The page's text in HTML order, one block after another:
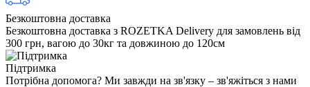
Безкоштовна доставка
Безкоштовна доставка з ROZETKA Delivery для замовлень від
300 грн, вагою до 30кг та довжиною до 120см
Підтримка
Потрібна допомога? Ми завжди на зв'язку – зв'яжіться з нами